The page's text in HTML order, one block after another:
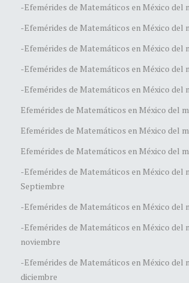
-Efemérides de Matemáticos en México del
-Efemérides de Matemáticos en México del
-Efemérides de Matemáticos en México del
-Efemérides de Matemáticos en México del
-Efemérides de Matemáticos en México del
Efemérides de Matemáticos en México del
Efemérides de Matemáticos en México del
Efemérides de Matemáticos en México del
-Efemérides de Matemáticos en México del
Septiembre
-Efemérides de Matemáticos en México del
-Efemérides de Matemáticos en México del
noviembre
-Efemérides de Matemáticos en México del
diciembre